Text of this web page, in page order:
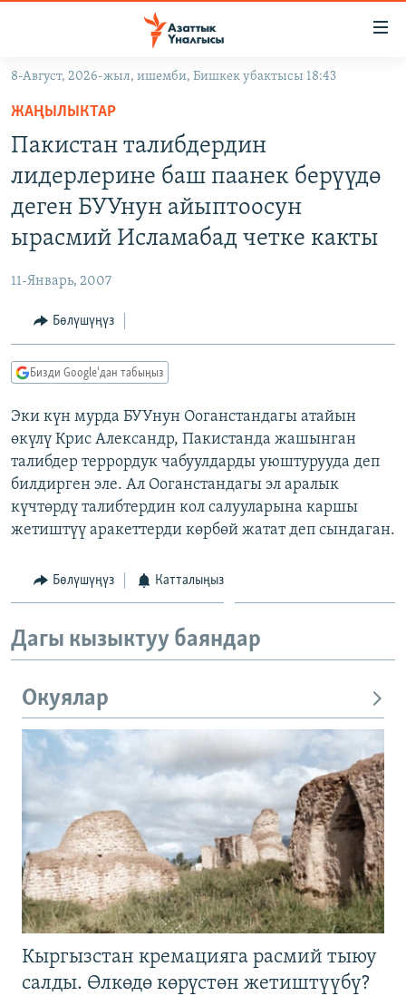
Навигацияга
өтүңүз
Издөөгө
салыңыз
ЭКОНОМИКА
БОРБОР АЗИЯ
УКРАИНА
АТАЙЫН ИЛИКТӨӨ
БҮГҮН АЗАТТЫКТА
ЭКСПЕРТТЕР ТАЛДАЙТ
БИЗ ЖАНА ДҮЙНӨ
ЭЖЕ-СИҢДИЛЕР
АЗАТТЫК+
ЫҢГАЙСЫЗ СУРООЛОР
ПОДКАСТ
ӨЗГӨЧӨ ПИКИР
Русский
ОНЛАЙН ШЕРИНЕ
8-Август, 2026-жыл, ишемби, Бишкек убактысы 18:43
ЖАҢЫЛЫКТАР
Пакистан талибдердин
лидерлерине баш паанек берүүдө
деген БУУнун айыптоосун
ырасмий Исламабад четке какты
11-Январь, 2007
Бөлүшүңүз
Бизди Google'дан табыңыз
Эки күн мурда БУУнун Ооганстандагы атайын
өкүлү Крис Александр, Пакистанда жашынган
талибдер террордук чабуулдарды уюштурууда деп
билдирген эле. Ал Ооганстандагы эл аралык
күчтөрдү талибтердин кол салууларына каршы
жетиштүү аракеттерди көрбөй жатат деп сындаган.
Бөлүшүңүз Катталыңыз
Дагы кызыктуу баяндар
Окуялар
Кыргызстан кремацияга расмий тыюу
салды. Өлкөдө көрүстөн жетиштүүбү?